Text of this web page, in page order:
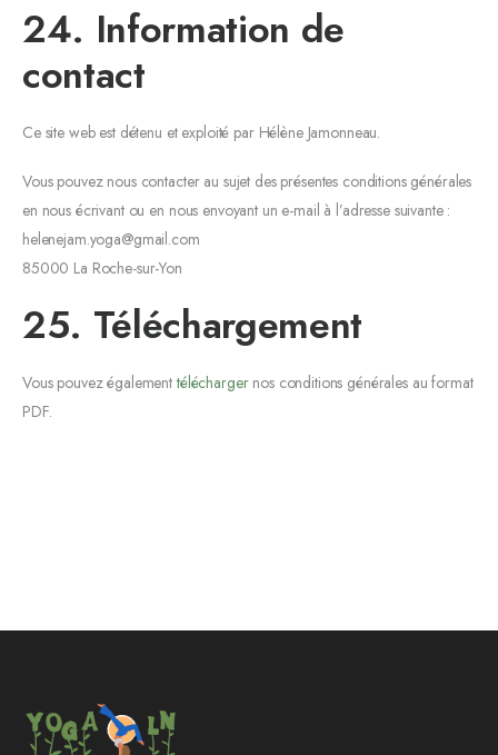
24. Information de
contact
Ce site web est détenu et exploité par Hélène Jamonneau.
Vous pouvez nous contacter au sujet des présentes conditions générales
en nous écrivant ou en nous envoyant un e-mail à l’adresse suivante :
helenejam.yoga@gmail.com
85000 La Roche-sur-Yon
25. Téléchargement
Vous pouvez égalementtéléchargernos conditions générales au format
PDF.